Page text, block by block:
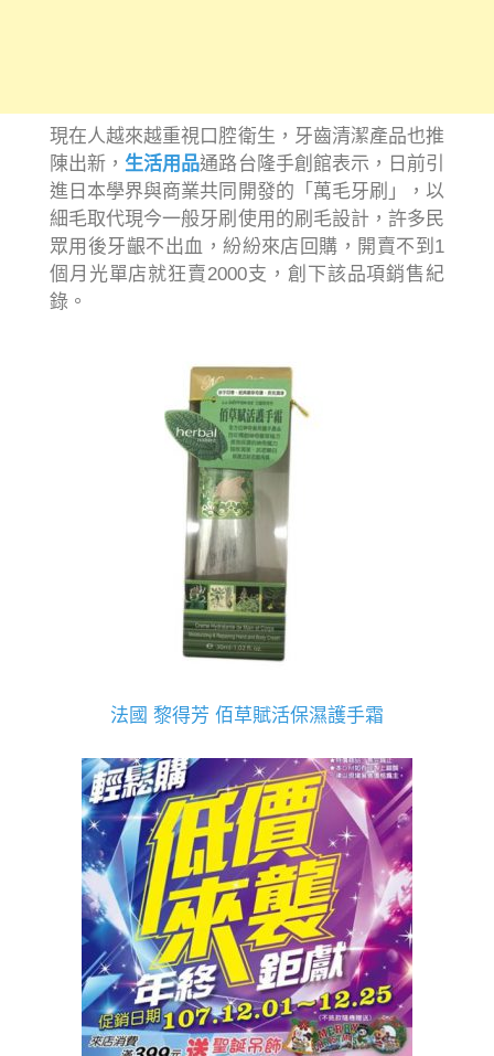
現在人越來越重視口腔衛生，牙齒清潔產品也推
陳出新， 生活用品通路台隆手創館表示，日前引
進日本學界與商業共同開發的「萬毛牙刷」，以
細毛取代現今一般牙刷使用的刷毛設計，許多民
眾用後牙齦不出血，紛紛來店回購，開賣不到1
個月光單店就狂賣2000支，創下該品項銷售紀
錄。
法國 黎得芳 佰草賦活保濕護手霜